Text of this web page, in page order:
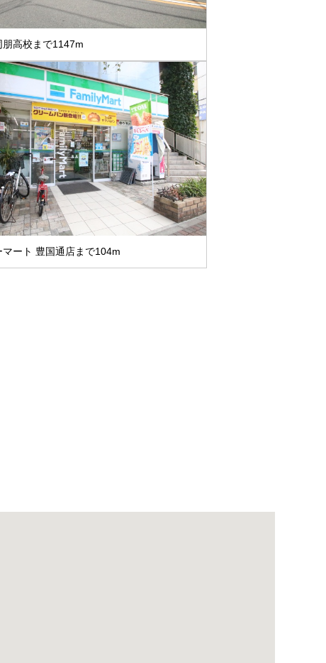
朋高校まで1147m
マート 豊国通店まで104m